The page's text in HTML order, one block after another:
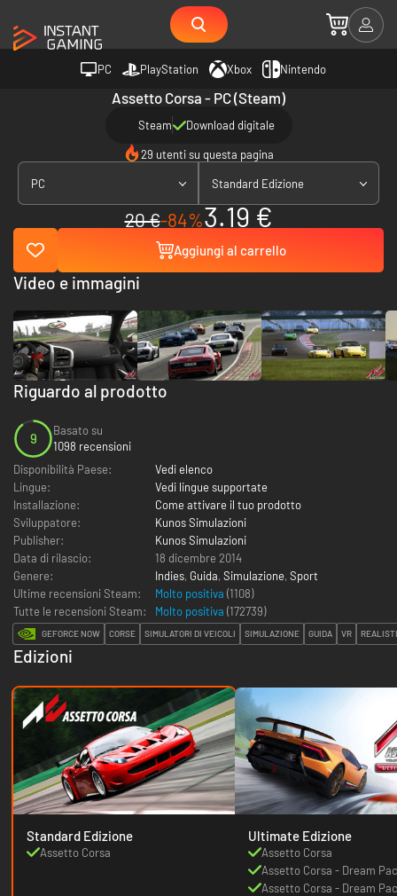
PC PlayStation Xbox Nintendo
Assetto Corsa - PC (Steam)
Steam Download digitale
29 utenti su questa pagina
PC Standard Edizione
20 €-84%3.19 €
Aggiungi al carrello
Riguardo al prodotto
9
Basato su
1098 recensioni
Disponibilità Paese:
Vedi elenco
Lingue:
Vedi lingue supportate
Installazione:
Come attivare il tuo prodotto
Sviluppatore:
Kunos Simulazioni
Publisher:
Kunos Simulazioni
Data di rilascio:
18 dicembre 2014
Genere:
Indies, Guida, Simulazione, Sport
Ultime recensioni Steam:
Molto positiva (1108)
Tutte le recensioni Steam:
Molto positiva (172739)
GEFORCE NOW CORSE SIMULATORI DI VEICOLI SIMULAZIONE GUIDA VR
Edizioni
Standard Edizione
Assetto Corsa
Ultimate Edizione
Assetto Corsa
Assetto Corsa - Dream
Assetto Corsa - Dream
Video e immagini